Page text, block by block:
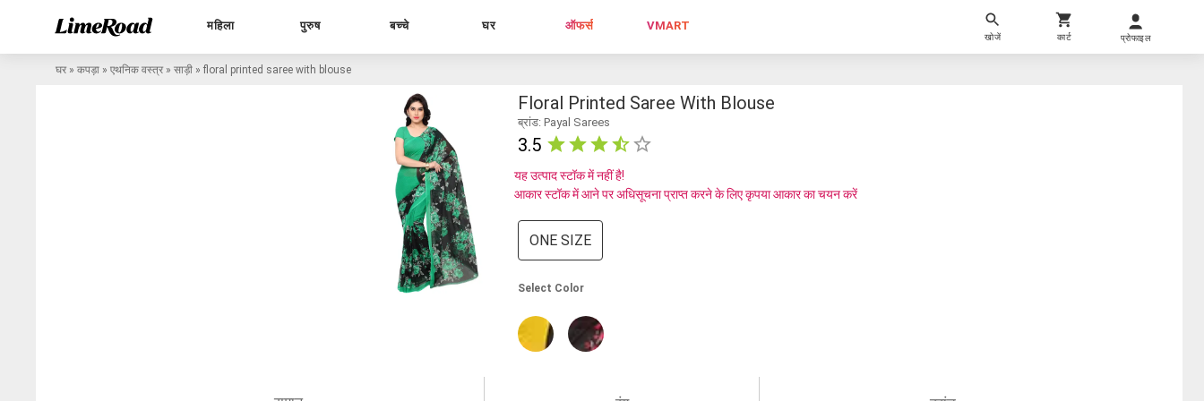
महिला पुरुष बच्चे घर ऑफर्स VMART
खोजें कार्ट प्रोफाइल
घर » कपड़ा » एथनिक वस्त्र » साड़ी » floral printed saree with blouse
Floral Printed Saree With Blouse
ब्रांड: Payal Sarees
3.5
यह उत्पाद स्टॉक में नहीं है!
आकार स्टॉक में आने पर अधिसूचना प्राप्त करने के लिए कृपया आकार का चयन करें
ONE SIZE
Select Color